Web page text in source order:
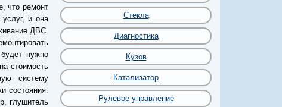
что ремонт
и она
ДВС.
нужно
стоимость
систему
состояния.
глушитель
Стекла
Диагностика
Кузов
Катализатор
Рулевое управление